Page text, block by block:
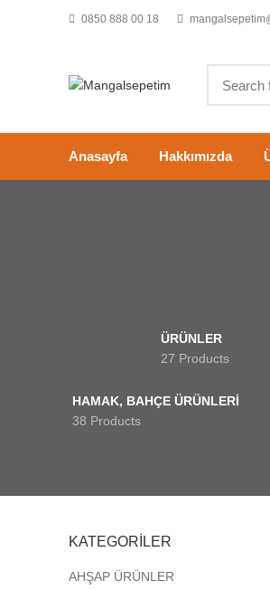
0850 888 00 18
Anasayfa Hakkımızda
ÜRÜNLER
27 Products
HAMAK, BAHÇE ÜRÜNLERİ
38 Products
KATEGORİLER
AHŞAP ÜRÜNLER